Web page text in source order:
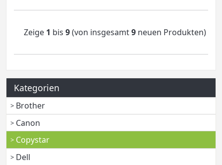
Zeige 1 bis 9(von insgesamt9 neuen Produkten)
Kategorien
Brother
Canon
Copystar
Dell